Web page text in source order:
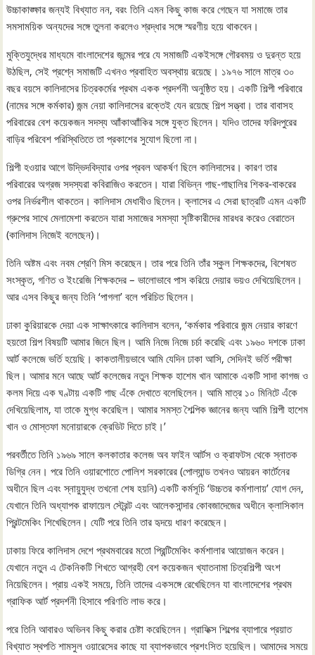
উচ্চাকাঙ্ক্ষার জন্যই বিখ্যাত নন, বরং তিনি এমন কিছু কাজ করে গেছেন যা সমাজে তার
সমসাময়িক অন্যদের সঙ্গে তুলনা করলেও শ্রদ্ধার সঙ্গে স্মরণীয় হয়ে থাকবেন।
মুক্তিযুদ্ধের মাধ্যমে বাংলাদেশের জন্মের পরে যে সমাজটি একইসঙ্গে গৌরবময় ও দুরন্ত হয়ে
উঠছিল, সেই প্রশ্নে সমাজটি এখনও প্রবাহিত অবস্থায় রয়েছে। ১৯৭৬ সালে মাত্র ৩০
বছর বয়সে কালিদাসের চিত্রকর্মের প্রথম একক প্রদর্শনী অনুষ্ঠিত হয়। একটি শিল্পী পরিবারে
(নামের সঙ্গে কর্মকার) জন্ম নেয়া কালিদাসের রক্তেই যেন রয়েছে শিল্প সত্ত্বা। তার বাবাসহ
পরিবারের বেশ কয়েকজন সদস্য আাঁকাআাঁকির সঙ্গে যুক্ত ছিলেন। যদিও তাদের ফরিদপুরের
বাড়ির পরিবেশ পরিস্থিতিতে তা প্রকাশের সুযোগ ছিলো না।
শিল্পী হওয়ার আগে উদ্ভিদবিদ্যার ওপর প্রবল আকর্ষণ ছিলে কালিদাসের। কারণ তার
পরিবারের অগ্রজ সদস্যরা কবিরাজিও করতেন। যারা বিভিন্ন গাছ-গাছালির শিকর-বাকরের
ওপর নির্ভরশীল থাকতেন। কালিদাস মেধাবীও ছিলেন। ক্লাসের এ সেরা ছাত্রটি এমন একটি
গ্রুপের সাথে মেলামেশা করতেন যারা সমাজের সমস্যা সৃষ্টিকারীদের মারধর করেও বেরাতেন
(কালিদাস নিজেই বলেছেন)।
তিনি অষ্টম এবং নবম শ্রেণি মিস করেছেন। তার পরে তিনি তাঁর স্কুল শিক্ষকদের, বিশেষত
সংস্কৃত, গণিত ও ইংরেজি শিক্ষকদের – ভালোভাবে পাস করিয়ে দেয়ার ভয়ও দেখিয়েছিলেন।
আর এসব কিছুর জন্য তিনি ‘পাগলা’ বলে পরিচিত ছিলেন।
ঢাকা কুরিয়ারকে দেয়া এক সাক্ষাৎকারে কালিদাস বলেন, ‘কর্মকার পরিবারে জন্ম নেয়ার কারণে
হয়তো শিল্প বিষয়টি আমার জিনে ছিল। আমি নিজে নিজে চর্চা করেছি এবং ১৯৬০ দশকে ঢাকা
আর্ট কলেজে ভর্তি হয়েছি। কাকতালীয়ভাবে আমি যেদিন ঢাকা আসি, সেদিনই ভর্তি পরীক্ষা
ছিল। আমার মনে আছে আর্ট কলেজের নতুন শিক্ষক হাশেম খান আমাকে একটি সাদা কাগজ ও
কলম দিয়ে এক ঘণ্টায় একটি গাছ এঁকে দেখাতে বলেছিলেন। আমি মাত্র ১০ মিনিটে এঁকে
দেখিয়েছিলাম, যা তাকে মুগ্ধ করেছিল। আমার সমস্ত শৈল্পিক জ্ঞানের জন্য আমি শিল্পী হাশেম
খান ও মোস্তফা মনোয়ারকে ক্রেডিট দিতে চাই।’
পরবর্তীতে তিনি ১৯৬৯ সালে কলকাতার কলেজ অব ফাইন আর্টস ও ক্রাফটস থেকে স্নাতক
ডিগ্রি নেন। পরে তিনি ওয়ারশোতে পোলিশ সরকারের (পোল্যান্ড তখনও আয়রন কার্টেনের
অধীনে ছিল এবং স্নায়ুযুদ্ধ তখনো শেষ হয়নি) একটি কর্মসূচি ‘উচ্চতর কর্মশালায়’ যোগ দেন,
যেখানে তিনি অধ্যাপক রাফায়েল স্ট্রেন্ট এবং আলেকসান্দার কোবজাদেজের অধীনে ক্লাসিকাল
প্রিন্টমেকিং শিখেছিলেন। যেটি পরে তিনি তার হৃদয়ে ধারণ করেছেন।
ঢাকায় ফিরে কালিদাস দেশে প্রথমবারের মতো প্রিন্টিমেকিং কর্মশালার আয়োজন করেন।
যেখানে নতুন এ টেকনিকটি শিখতে আগ্রহী বেশ কয়েকজন খ্যাতনামা চিত্রশিল্পী অংশ
নিয়েছিলেন। প্রায় একই সময়ে, তিনি তাদের একসঙ্গে রেখেছিলেন যা বাংলাদেশের প্রথম
গ্রাফিক আর্ট প্রদর্শনী হিসাবে পরিণতি লাভ করে।
পরে তিনি আবারও অভিনব কিছু করার চেষ্টা করেছিলেন। গ্রাফিক্স শিল্পের ব্যাপারে প্রয়াত
বিখ্যাত স্থপতি শামসুল ওয়ারেসের কাছে যা ব্যাপকভাবে প্রশংসিত হয়েছিল। আমাদের সময়ে